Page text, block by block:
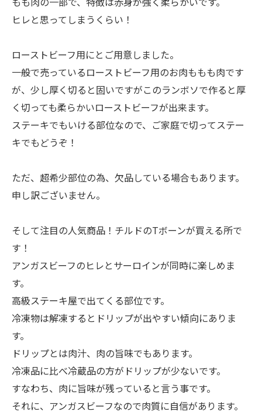
ヒレと思ってしまうくらい！
ローストビーフ用にとご用意しました。
一般で売っているローストビーフ用のお肉ももも肉です
が、少し厚く切ると固いですがこのランボソで作ると厚
く切っても柔らかいローストビーフが出来ます。
ステーキでもいける部位なので、ご家庭で切ってステー
キでもどうぞ！
ただ、超希少部位の為、欠品している場合もあります。
申し訳ございません。
そして注目の人気商品！チルドのTボーンが買える所で
す！
アンガスビーフのヒレとサーロインが同時に楽しめま
す。
高級ステーキ屋で出てくる部位です。
冷凍物は解凍するとドリップが出やすい傾向にありま
す。
ドリップとは肉汁、肉の旨味でもあります。
冷凍品に比べ冷蔵品の方がドリップが少ないです。
すなわち、肉に旨味が残っていると言う事です。
それに、アンガスビーフなので肉質に自信があります。